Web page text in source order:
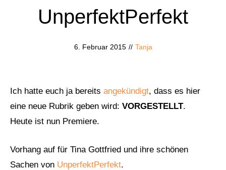
UnperfektPerfekt
6. Februar 2015 // Tanja
Ich hatte euch ja bereits angekündigt, dass es hier
eine neue Rubrik geben wird: VORGESTELLT.
Heute ist nun Premiere.
Vorhang auf für Tina Gottfried und ihre schönen
Sachen von UnperfektPerfekt.